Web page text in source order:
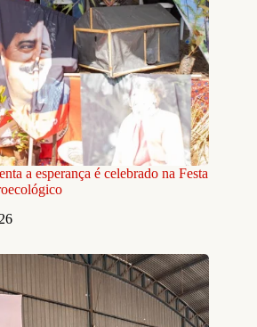
a esperança é celebrado na Festa